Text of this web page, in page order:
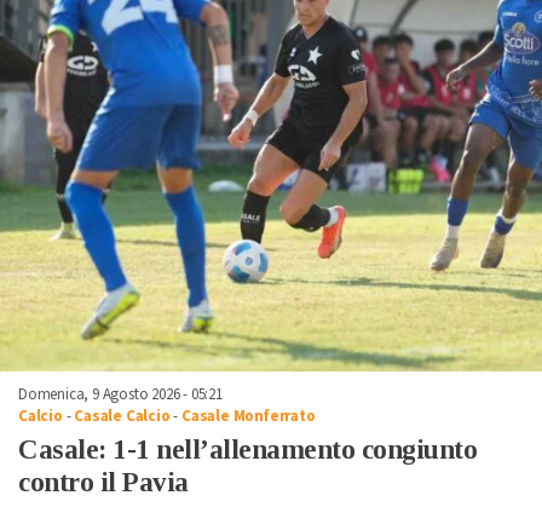
Domenica, 9 Agosto 2026 - 05:21
Calcio -Casale Calcio- Casale Monferrato
Casale: 1-1 nell’allenamento congiunto
contro il Pavia